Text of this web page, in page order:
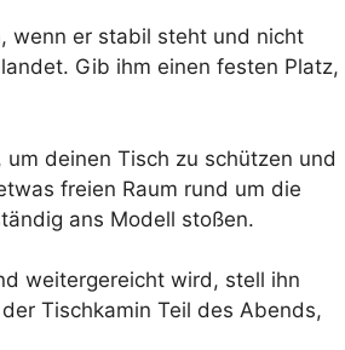
wenn er stabil steht und nicht
Gib ihm einen festen Platz,
deinen Tisch zu schützen und
freien Raum rund um die
ans Modell stoßen.
weitergereicht wird, stell ihn
Tischkamin Teil des Abends,